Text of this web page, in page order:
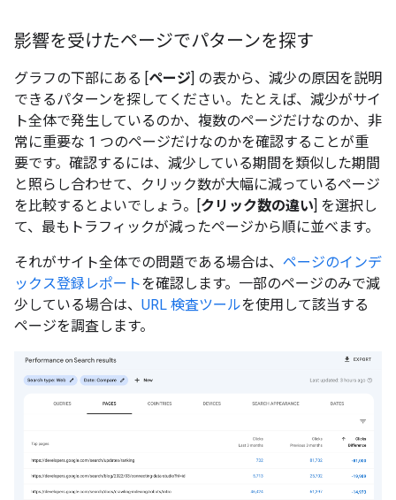
影響を受けたページでパターンを探す
グラフの下部にある [ページ] の表から、減少の原因を説明
できるパターンを探してください。たとえば、減少がサイ
ト全体で発生しているのか、複数のページだけなのか、非
常に重要な 1 つのページだけなのかを確認することが重
要です。確認するには、減少している期間を類似した期間
と照らし合わせて、クリック数が大幅に減っているページ
を比較するとよいでしょう。[クリック数の違い] を選択し
て、最もトラフィックが減ったページから順に並べます。
それがサイト全体での問題である場合は、 ページのインデ
ックス登録レポートを確認します。一部のページのみで減
少している場合は、 URL 検査ツールを使用して該当する
ページを調査します。